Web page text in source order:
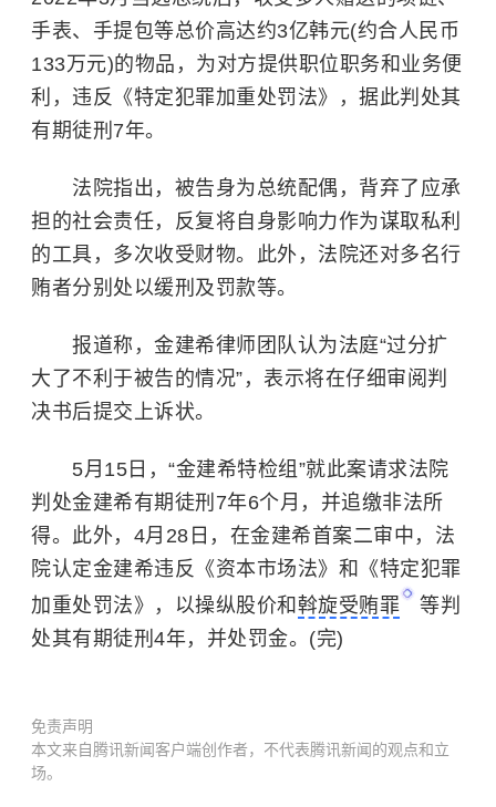
手表、手提包等总价高达约3亿韩元(约合人民币
133万元)的物品，为对方提供职位职务和业务便
利，违反《特定犯罪加重处罚法》，据此判处其
有期徒刑7年。
法院指出，被告身为总统配偶，背弃了应承
担的社会责任，反复将自身影响力作为谋取私利
的工具，多次收受财物。此外，法院还对多名行
贿者分别处以缓刑及罚款等。
报道称，金建希律师团队认为法庭“过分扩
大了不利于被告的情况”，表示将在仔细审阅判
决书后提交上诉状。
5月15日，“金建希特检组”就此案请求法院
判处金建希有期徒刑7年6个月，并追缴非法所
得。此外，4月28日，在金建希首案二审中，法
院认定金建希违反《资本市场法》和《特定犯罪
加重处罚法》，以操纵股价和 斡旋受贿罪
等判
处其有期徒刑4年，并处罚金。(完)
免责声明
本文来自腾讯新闻客户端创作者，不代表腾讯新闻的观点和立
场。